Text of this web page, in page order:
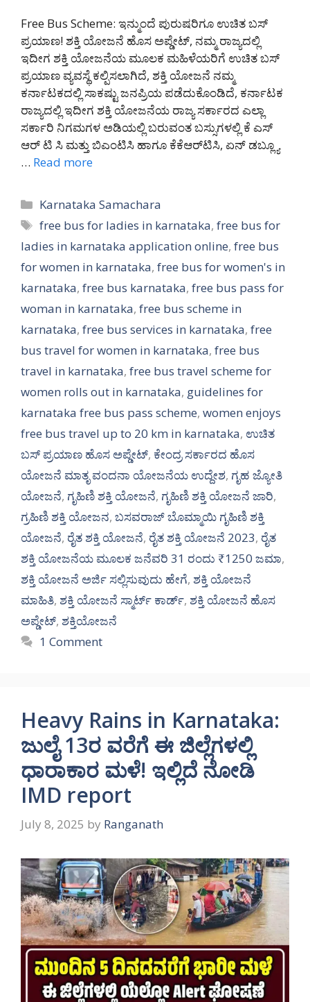
Free Bus Scheme: ಇನ್ಮುಂದೆ ಪುರುಷರಿಗೂ ಉಚಿತ ಬಸ್
ಪ್ರಯಾಣ! ಶಕ್ತಿ ಯೋಜನೆ ಹೊಸ ಅಪ್ಡೇಟ್, ನಮ್ಮ ರಾಜ್ಯದಲ್ಲಿ
ಇದೀಗ ಶಕ್ತಿ ಯೋಜನೆಯ ಮೂಲಕ ಮಹಿಳೆಯರಿಗೆ ಉಚಿತ ಬಸ್
ಪ್ರಯಾಣ ವ್ಯವಸ್ಥೆ ಕಲ್ಪಿಸಲಾಗಿದೆ, ಶಕ್ತಿ ಯೋಜನೆ ನಮ್ಮ
ಕರ್ನಾಟಕದಲ್ಲಿ ಸಾಕಷ್ಟು ಜನಪ್ರಿಯ ಪಡೆದುಕೊಂಡಿದೆ, ಕರ್ನಾಟಕ
ರಾಜ್ಯದಲ್ಲಿ ಇದೀಗ ಶಕ್ತಿ ಯೋಜನೆಯ ರಾಜ್ಯ ಸರ್ಕಾರದ ಎಲ್ಲಾ
ಸರ್ಕಾರಿ ನಿಗಮಗಳ ಅಡಿಯಲ್ಲಿ ಬರುವಂತ ಬಸ್ಸುಗಳಲ್ಲಿ ಕೆ ಎಸ್
ಆರ್ ಟಿ ಸಿ ಮತ್ತು ಬಿಎಂಟಿಸಿ ಹಾಗೂ ಕೆಕೆಆರ್‌ಟಿಸಿ, ಏನ್ ಡಬ್ಲ್ಯೂ
… Read more
Categories
Karnataka Samachara
Tags
free bus for ladies in karnataka,free bus for
ladies in karnataka application online, free bus
for women in karnataka, free bus for women's in
karnataka, free bus karnataka, free bus pass for
woman in karnataka, free bus scheme in
karnataka, free bus services in karnataka, free
bus travel for women in karnataka, free bus
travel in karnataka, free bus travel scheme for
women rolls out in karnataka, guidelines for
karnataka free bus pass scheme, women enjoys
free bus travel up to 20 km in karnataka, ಉಚಿತ
ಬಸ್ ಪ್ರಯಾಣ ಹೊಸ ಅಪ್ಡೇಟ್, ಕೇಂದ್ರ ಸರ್ಕಾರದ ಹೊಸ
ಯೋಜನೆ ಮಾತೃ ವಂದನಾ ಯೋಜನೆಯ ಉದ್ದೇಶ, ಗೃಹ ಜ್ಯೋತಿ
ಯೋಜನೆ, ಗೃಹಿಣಿ ಶಕ್ತಿ ಯೋಜನೆ, ಗೃಹಿಣಿ ಶಕ್ತಿ ಯೋಜನೆ ಜಾರಿ,
ಗ್ರಹಿಣಿ ಶಕ್ತಿ ಯೋಜನ, ಬಸವರಾಜ್ ಬೊಮ್ಮಾಯಿ ಗೃಹಿಣಿ ಶಕ್ತಿ
ಯೋಜನೆ, ರೈತ ಶಕ್ತಿ ಯೋಜನೆ, ರೈತ ಶಕ್ತಿ ಯೋಜನೆ 2023, ರೈತ
ಶಕ್ತಿ ಯೋಜನೆಯ ಮೂಲಕ ಜನೆವರಿ 31 ರಂದು ₹1250 ಜಮಾ,
ಶಕ್ತಿ ಯೋಜನೆ ಅರ್ಜಿ ಸಲ್ಲಿಸುವುದು ಹೇಗೆ, ಶಕ್ತಿ ಯೋಜನೆ
ಮಾಹಿತಿ, ಶಕ್ತಿ ಯೋಜನೆ ಸ್ಮಾರ್ಟ್ ಕಾರ್ಡ್, ಶಕ್ತಿ ಯೋಜನೆ ಹೊಸ
ಅಪ್ಡೇಟ್, ಶಕ್ತಿಯೋಜನೆ
1 Comment
Heavy Rains in Karnataka:
ಜುಲೈ 13ರ ವರೆಗೆ ಈ ಜಿಲ್ಲೆಗಳಲ್ಲಿ
ಧಾರಾಕಾರ ಮಳೆ! ಇಲ್ಲಿದೆ ನೋಡಿ
IMD report
July 8, 2025 by Ranganath